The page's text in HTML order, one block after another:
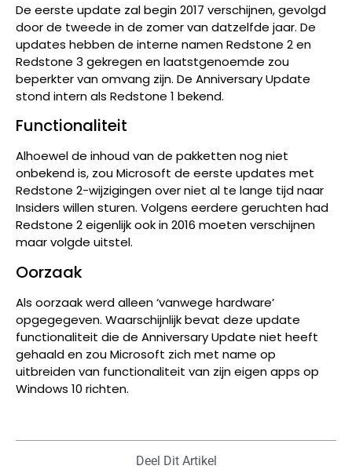
De eerste update zal begin 2017 verschijnen, gevolgd
door de tweede in de zomer van datzelfde jaar. De
updates hebben de interne namen Redstone 2 en
Redstone 3 gekregen en laatstgenoemde zou
beperkter van omvang zijn. De Anniversary Update
stond intern als Redstone 1 bekend.
Functionaliteit
Alhoewel de inhoud van de pakketten nog niet
onbekend is, zou Microsoft de eerste updates met
Redstone 2-wijzigingen over niet al te lange tijd naar
Insiders willen sturen. Volgens eerdere geruchten had
Redstone 2 eigenlijk ook in 2016 moeten verschijnen
maar volgde uitstel.
Oorzaak
Als oorzaak werd alleen ‘vanwege hardware’
opgegegeven. Waarschijnlijk bevat deze update
functionaliteit die de Anniversary Update niet heeft
gehaald en zou Microsoft zich met name op
uitbreiden van functionaliteit van zijn eigen apps op
Windows 10 richten.
Deel Dit Artikel